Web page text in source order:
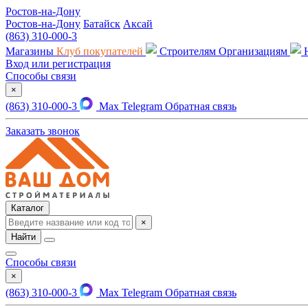
Ростов-на-Дону
Ростов-на-Дону Батайск Аксай
(863) 310-000-3
Магазины Клуб покупателей Строителям Организациям
Вход или регистрация
Способы связи
×
(863) 310-000-3 Max Telegram Обратная связь
Заказать звонок
Каталог
×
Найти
Способы связи
×
(863) 310-000-3 Max Telegram Обратная связь